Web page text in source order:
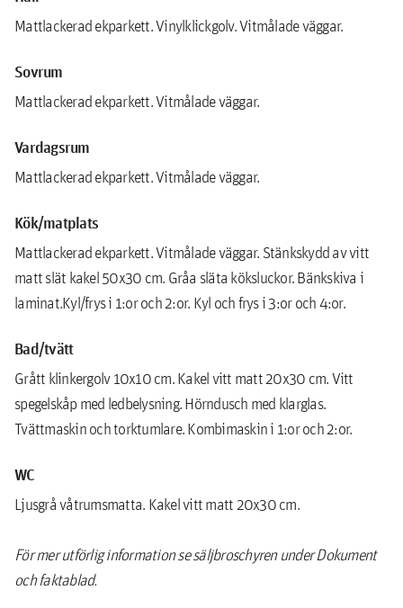
Mattlackerad ekparkett. Vinylklickgolv. Vitmålade väggar.
Sovrum
Mattlackerad ekparkett. Vitmålade väggar.
Vardagsrum
Mattlackerad ekparkett. Vitmålade väggar.
Kök/matplats
Mattlackerad ekparkett. Vitmålade väggar. Stänkskydd av vitt
matt slät kakel 50x30 cm. Gråa släta köksluckor. Bänkskiva i
laminat.Kyl/frys i 1:or och 2:or. Kyl och frys i 3:or och 4:or.
Bad/tvätt
Grått klinkergolv 10x10 cm. Kakel vitt matt 20x30 cm. Vitt
spegelskåp med ledbelysning. Hörndusch med klarglas.
Tvättmaskin och torktumlare. Kombimaskin i 1:or och 2:or.
WC
Ljusgrå våtrumsmatta. Kakel vitt matt 20x30 cm.
För mer utförlig information se säljbroschyren under Dokument
och faktablad.